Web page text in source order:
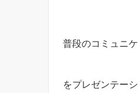
普段のコミュニ
をプレゼンテー